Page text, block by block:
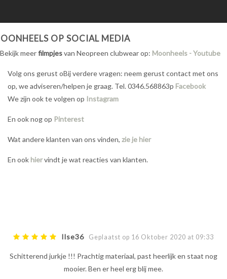
OP SOCIAL MEDIA
Bekijk meerfilmpjesvan Neopreen clubwear op: Moonheels - Youtube
Volg ons gerust oBij verdere vragen: neem gerust contact met ons
op, we adviseren/helpen je graag. Tel. 0346.568863p Facebook
We zijn ook te volgen op Instagram
En ook nog op Pinterest
Wat andere klanten van ons vinden, zie je hier
En ook hiervindt je wat reacties van klanten.
Ilse36 Geplaatst op 16 Oktober 2020 at 09:33
Schitterend jurkje !!! Prachtig materiaal, past heerlijk en staat nog
mooier. Ben er heel erg blij mee.